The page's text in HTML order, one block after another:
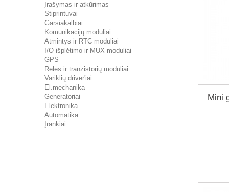
Įrašymas ir atkūrimas
Stiprintuvai
Garsiakalbiai
Komunikacijų moduliai
Atmintys ir RTC moduliai
I/O išplėtimo ir MUX moduliai
GPS
Relės ir tranzistorių moduliai
Variklių driver'iai
El.mechanika
Generatoriai
Elektronika
Automatika
Įrankiai
Mini